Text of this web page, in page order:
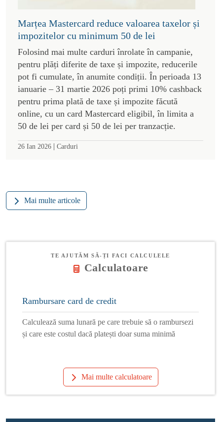
Marțea Mastercard reduce valoarea taxelor și
impozitelor cu minimum 50 de lei
Folosind mai multe carduri înrolate în campanie,
pentru plăți diferite de taxe și impozite, reducerile
pot fi cumulate, în anumite condiții. În perioada 13
ianuarie – 31 martie 2026 poți primi 10% cashback
pentru prima plată de taxe și impozite făcută
online, cu un card Mastercard eligibil, în limita a
50 de lei per card și 50 de lei per tranzacție.
26 Ian 2026 | Carduri
Mai multe articole
TE AJUTĂM SĂ-ȚI FACI CALCULELE
Calculatoare
Rambursare card de credit
Calculează suma lunară pe care trebuie să o rambursezi
și care este costul dacă platești doar suma minimă
Mai multe calculatoare